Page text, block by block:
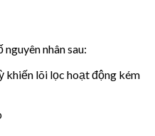
nhân sau:
khiến lõi lọc hoạt động kém